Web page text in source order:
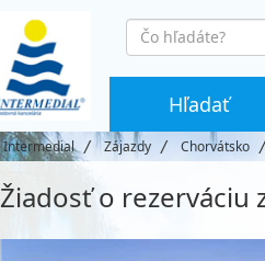
co
hledáte
Hľadať
Intermedial Zájazdy Chorvátsko
Žiadosť o rezerváciu